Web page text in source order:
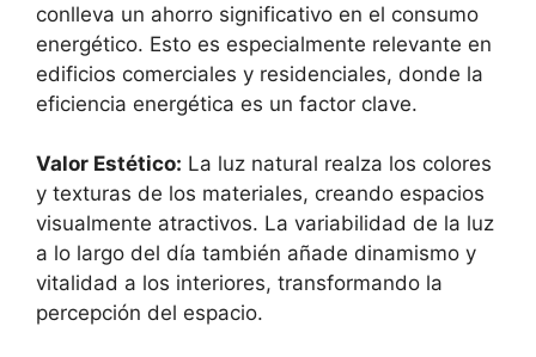
conlleva un ahorro significativo en el consumo
energético. Esto es especialmente relevante en
edificios comerciales y residenciales, donde la
eficiencia energética es un factor clave.
Valor Estético: La luz natural realza los colores
y texturas de los materiales, creando espacios
visualmente atractivos. La variabilidad de la luz
a lo largo del día también añade dinamismo y
vitalidad a los interiores, transformando la
percepción del espacio.